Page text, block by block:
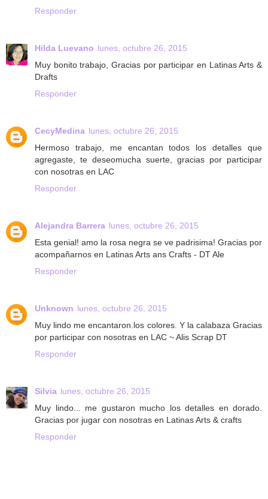
Responder
Hilda Luevano lunes, octubre 26, 2015
Muy bonito trabajo, Gracias por participar en Latinas Arts &
Drafts
Responder
CecyMedina lunes, octubre 26, 2015
Hermoso trabajo, me encantan todos los detalles que
agregaste, te deseomucha suerte, gracias por participar
con nosotras en LAC
Responder
Alejandra Barrera lunes, octubre 26, 2015
Esta genial! amo la rosa negra se ve padrisima! Gracias por
acompañarnos en Latinas Arts ans Crafts - DT Ale
Responder
Unknown lunes, octubre 26, 2015
Muy lindo me encantaron.los colores. Y la calabaza Gracias
por participar con nosotras en LAC ~ Alis Scrap DT
Responder
Silvia lunes, octubre 26, 2015
Muy lindo... me gustaron mucho los detalles en dorado.
Gracias por jugar con nosotras en Latinas Arts & crafts
Responder